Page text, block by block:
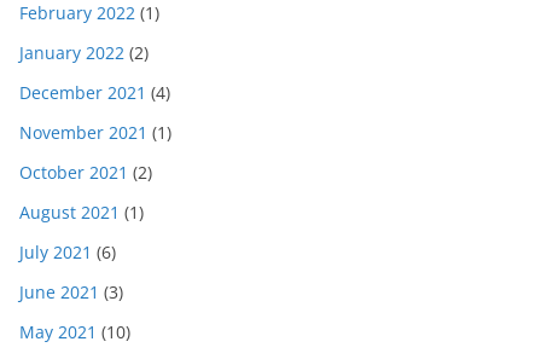
February 2022 (1)
January 2022 (2)
December 2021 (4)
November 2021 (1)
October 2021 (2)
August 2021 (1)
July 2021 (6)
June 2021 (3)
May 2021 (10)